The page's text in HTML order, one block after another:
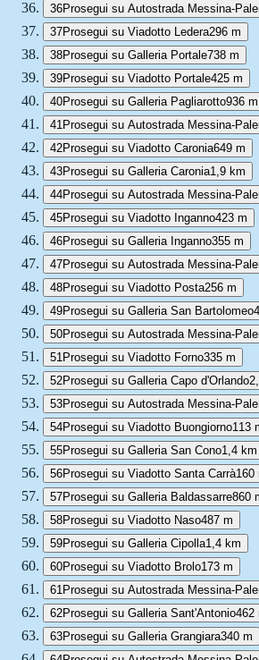
36Prosegui su Autostrada Messina-
37Prosegui su Viadotto Ledera296 m
38Prosegui su Galleria Portale738 m
39Prosegui su Viadotto Portale425 m
40Prosegui su Galleria Pagliarotto936 m
41 Prosegui su Autostrada Messina-
42Prosegui su Viadotto Caronia649 m
43Prosegui su Galleria Caronia1,9 km
44Prosegui su Autostrada Messina-
45Prosegui su Viadotto Inganno423 m
46Prosegui su Galleria Inganno355 m
47Prosegui su Autostrada Messina-
48Prosegui su Viadotto Posta256 m
49Prosegui su Galleria San Bartolomeo
50Prosegui su Autostrada Messina-
51 Prosegui su Viadotto Forno335 m
52Prosegui su Galleria Capo d'Orlando
53Prosegui su Autostrada Messina-
54Prosegui su Viadotto Buongiorno113
55Prosegui su Galleria San Cono1,4 km
56Prosegui su Viadotto Santa Carrà160
57Prosegui su Galleria Baldassarre860
58Prosegui su Viadotto Naso487 m
59Prosegui su Galleria Cipolla1,4 km
60Prosegui su Viadotto Brolo173 m
61 Prosegui su Autostrada Messina-
62Prosegui su Galleria Sant'Antonio462
63Prosegui su Galleria Grangiara340 m